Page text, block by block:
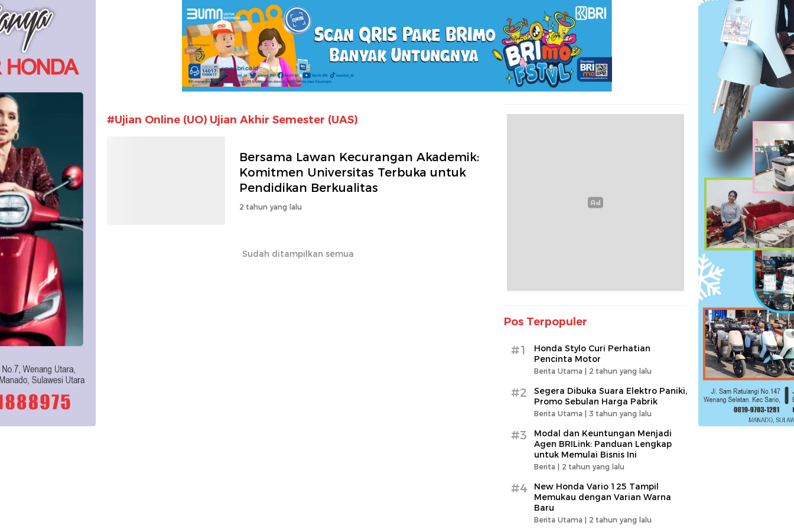
#Ujian Online (UO) Ujian Akhir Semester (UAS)
Bersama Lawan Kecurangan Akademik:
Komitmen Universitas Terbuka untuk
Pendidikan Berkualitas
2 tahun yang lalu
Sudah ditampilkan semua
Pos Terpopuler
#1
Honda Stylo Curi Perhatian
Pencinta Motor
Berita Utama | 2 tahun yang lalu
#2
Segera Dibuka Suara Elektro Paniki,
Promo Sebulan Harga Pabrik
Berita Utama | 3 tahun yang lalu
#3
Modal dan Keuntungan Menjadi
Agen BRILink: Panduan Lengkap
untuk Memulai Bisnis Ini
Berita | 2 tahun yang lalu
#4
New Honda Vario 125 Tampil
Memukau dengan Varian Warna
Baru
Berita Utama | 2 tahun yang lalu